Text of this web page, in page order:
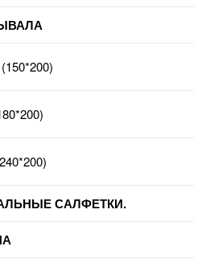
САЛФЕТКИ.